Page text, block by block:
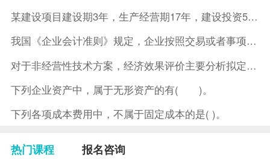
某建设项目建设期3年，生产经营期17年，建设投资5500万元
我国《企业会计准则》规定，企业按照交易或者事项的经济特征确定
对于非经营性技术方案，经济效果评价主要分析拟定方案的( )。
下列企业资产中，属于无形资产的有( )。
下列各项成本费用中，不属于固定成本的是( )。
热门课程 报名咨询